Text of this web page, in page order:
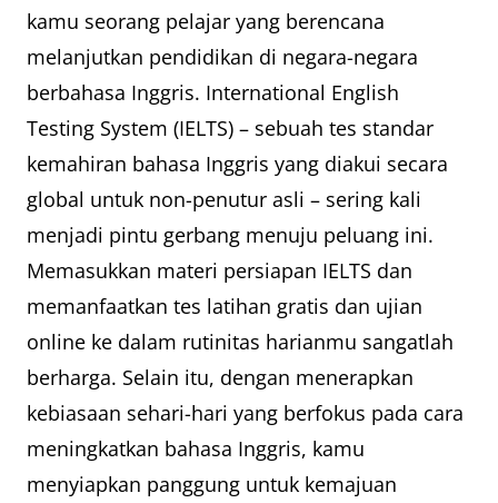
kamu seorang pelajar yang berencana
melanjutkan pendidikan di negara-negara
berbahasa Inggris. International English
Testing System (IELTS) – sebuah tes standar
kemahiran bahasa Inggris yang diakui secara
global untuk non-penutur asli – sering kali
menjadi pintu gerbang menuju peluang ini.
Memasukkan materi persiapan IELTS dan
memanfaatkan tes latihan gratis dan ujian
online ke dalam rutinitas harianmu sangatlah
berharga. Selain itu, dengan menerapkan
kebiasaan sehari-hari yang berfokus pada cara
meningkatkan bahasa Inggris, kamu
menyiapkan panggung untuk kemajuan